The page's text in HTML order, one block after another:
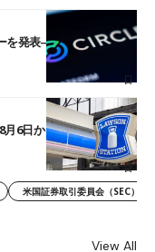
を発表――ブラックロッ
6日からJPYCやUSDC対
米国証券取引委員会（SEC）
View All